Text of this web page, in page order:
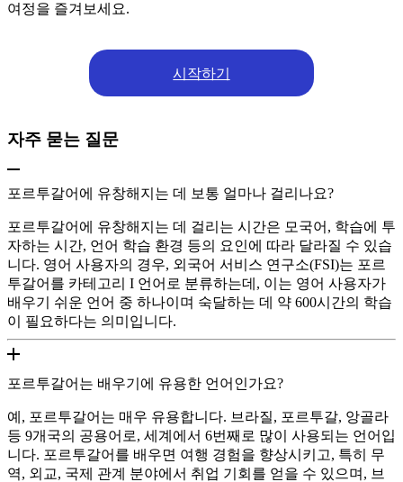
여정을 즐겨보세요.
시작하기
자주 묻는 질문
포르투갈어에 유창해지는 데 보통 얼마나 걸리나요?
포르투갈어에 유창해지는 데 걸리는 시간은 모국어, 학습에 투
자하는 시간, 언어 학습 환경 등의 요인에 따라 달라질 수 있습
니다. 영어 사용자의 경우, 외국어 서비스 연구소(FSI)는 포르
투갈어를 카테고리 I 언어로 분류하는데, 이는 영어 사용자가
배우기 쉬운 언어 중 하나이며 숙달하는 데 약 600시간의 학습
이 필요하다는 의미입니다.
포르투갈어는 배우기에 유용한 언어인가요?
예, 포르투갈어는 매우 유용합니다. 브라질, 포르투갈, 앙골라
등 9개국의 공용어로, 세계에서 6번째로 많이 사용되는 언어입
니다. 포르투갈어를 배우면 여행 경험을 향상시키고, 특히 무
역, 외교, 국제 관계 분야에서 취업 기회를 얻을 수 있으며, 브